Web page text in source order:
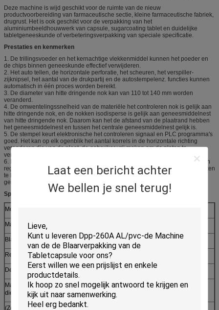
Laat een bericht achter
We bellen je snel terug!
Deze machine is wijd geschikt voor de ruimte van de nieuw
productvoorbereiding van farmaceutische sectie, kleine farmaceutische fabriek,
drugrust. Het is ook geschikt voor de verpakking van het
aluminiumbeeldhouwwerk van capsule, sugarcoating tablet en duidelijke
tabletgeneeskunde of verbeteringsverpakking van speciale specificatie.
Prestaties en kenmerken
1. De trillingsvoeder en het kernachtige vlekkenmiddel kunnen het poeder en
de chips binnen geneeskunde effectief verwijderen.
2. Het auto tellen, de horizontale perforatie, het scheuren, het verspiller-
zijknipsel, het aantal van de drukpartij en de autostempelenz. functies kunnen
automatisch in één proces worden bereikt.
3. De diameter van hitte dringende nok kan van 110 tot 140 mm worden
veranderd.
4. De omwentelingssnelheid van de materiële het controleren nok is gelijk aan
hitte dringende nok, en de nokken isodisperse is gelijk aan geneesmiddelnest
van hitte dringende nok. Daarom kan het de afstand van de plaatrand hebben
het geneesmiddelnest en tussen het centrale geneesmiddelnest gelijk is.
5. De stempel keurt elektronische het controleren signaal en PLC programma's
goed. Het kan op elk ogenblik het aantal korrels in de horizontale richting
veranderen die van de plaat, de gebruiker vrij maken om de platen te
veranderen zonder de vormen te vervangen.
6. Het kan met een extra curseur die en worden uitgerust plaatsysteem volgen
registreren, die wielprinter inkten om de prachtig en uniform gedrukte producten
te hebben, bevorderend de producten. De cijferaantallen zijn duidelijker
gestempeld.
Specificaties
Model dpp-140E
Machinelichaam
Blanking frequentie (tijden/min) 15-30 20-45
Regelbare het trekken lengte 30120mm
De Grootte van de blaarplaat Ontwerp volgens de Eisen van Klanten
Maximum Vormende gebied en
diepte (mm)
140*110*12 140*110*15
(Zelf-voorbereide)